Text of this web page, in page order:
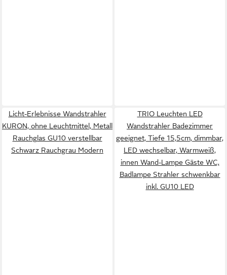
Licht-Erlebnisse Wandstrahler
KURON, ohne Leuchtmittel, Metall
Rauchglas GU10 verstellbar
Schwarz Rauchgrau Modern
TRIO Leuchten LED
Wandstrahler Badezimmer
geeignet, Tiefe 15,5cm, dimmbar,
LED wechselbar, Warmweiß,
innen Wand-Lampe Gäste WC,
Badlampe Strahler schwenkbar
inkl. GU10 LED